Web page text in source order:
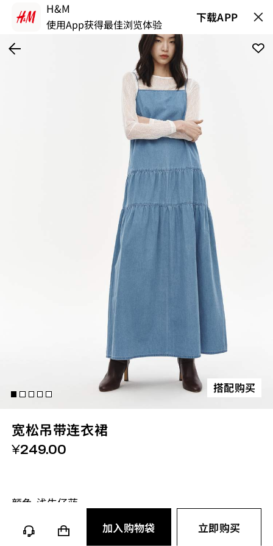
H&M
使用App获得最佳浏览体验
下载APP
搭配购买
宽松吊带连衣裙
¥249.00
颜色- 浅牛仔蓝
加入购物袋
立即购买